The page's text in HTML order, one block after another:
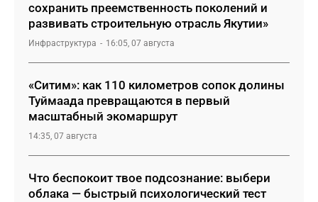
сохранить преемственность поколений и
развивать строительную отрасль Якутии»
Инфраструктура 16:05, 07 августа
«Ситим»: как 110 километров сопок долины
Туймаада превращаются в первый
масштабный экомаршрут
14:35, 07 августа
Что беспокоит твое подсознание: выбери
облака — быстрый психологический тест